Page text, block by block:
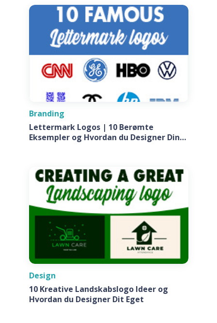
Branding
Lettermark Logos | 10 Berømte
Eksempler og Hvordan du Designer Din
Design
10 Kreative Landskabslogo Ideer og
Hvordan du Designer Dit Eget